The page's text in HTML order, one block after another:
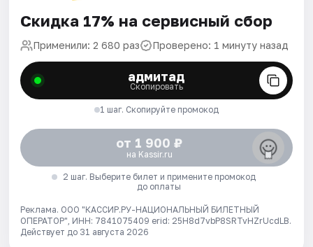
Скидка 17% на сервисный сбор
Применили: 2 680 раз Проверено: 1 минуту назад
адмитад
Скопировать
1 шаг. Скопируйте промокод
от 1 900 ₽
на Kassir.ru
2 шаг. Выберите билет и примените промокод
до оплаты
Реклама. ООО "КАССИР.РУ-НАЦИОНАЛЬНЫЙ БИЛЕТНЫЙ
ОПЕРАТОР", ИНН: 7841075409 erid: 25H8d7vbP8SRTvHZrUcdLB.
Действует до 31 августа 2026